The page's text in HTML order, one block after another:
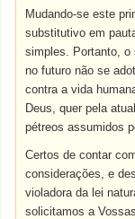
Mudando-se este
substitutivo em
simples. Portanto, o
no futuro não se
contra a vida
Deus, quer pela
pétreos assumidos
Certos de contar
considerações, e
violadora da lei
solicitamos a